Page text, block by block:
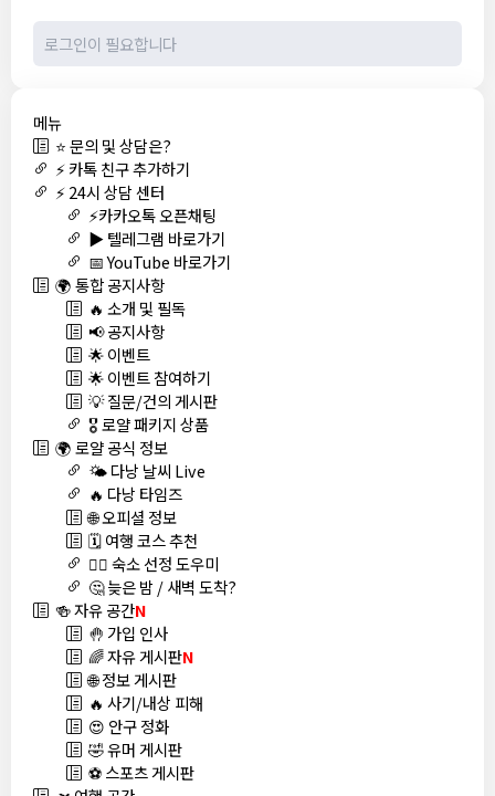
메뉴
⭐ 문의 및 상담은?
⚡ 카톡 친구 추가하기
⚡ 24시 상담 센터
⚡카카오톡 오픈채팅
▶️ 텔레그램 바로가기
📅 YouTube 바로가기
🌍 통합 공지사항
🔥 소개 및 필독
📢 공지사항
🌟 이벤트
🌟 이벤트 참여하기
💡 질문/건의 게시판
🎖️ 로얄 패키지 상품
🌍 로얄 공식 정보
🌤️ 다낭 날씨 Live
🔥 다낭 타임즈
🌐 오피셜 정보
🗓️ 여행 코스 추천
🏊‍♀️ 숙소 선정 도우미
🤔 늦은 밤 / 새벽 도착?
🍻 자유 공간N
🤚 가입 인사
🌈 자유 게시판N
🌐 정보 게시판
🔥 사기/내상 피해
😍 안구 정화
🤣 유머 게시판
⚽ 스포츠 게시판